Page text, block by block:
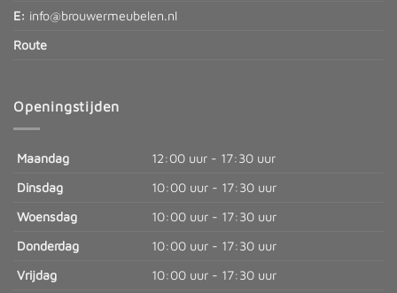
E: info@brouwermeubelen.nl
Route
Openingstijden
Maandag
12:00 uur - 17:30 uur
Dinsdag
10:00 uur - 17:30 uur
Woensdag
10:00 uur - 17:30 uur
Donderdag
10:00 uur - 17:30 uur
Vrijdag
10:00 uur - 17:30 uur